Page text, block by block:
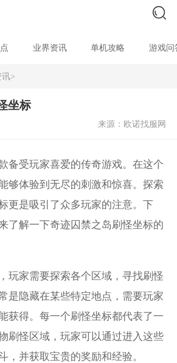
业界资讯 单机攻略 游戏问
讯>
坐标
来源：欧诺找服网
备受玩家喜爱的传奇游戏。在这个
够体验到无尽的刺激和惊喜。探索
更是吸引了众多玩家的注意。下
了解一下奇迹囚禁之岛刷怪坐标的
玩家需要探索各个区域，寻找刷怪
是隐藏在某些特定地点，需要玩家
获得。每一个刷怪坐标都代表了一
刷怪区域，玩家可以通过进入这些
，并获取宝贵的奖励和经验。